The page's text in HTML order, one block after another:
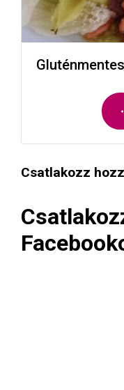
Csatlakozz